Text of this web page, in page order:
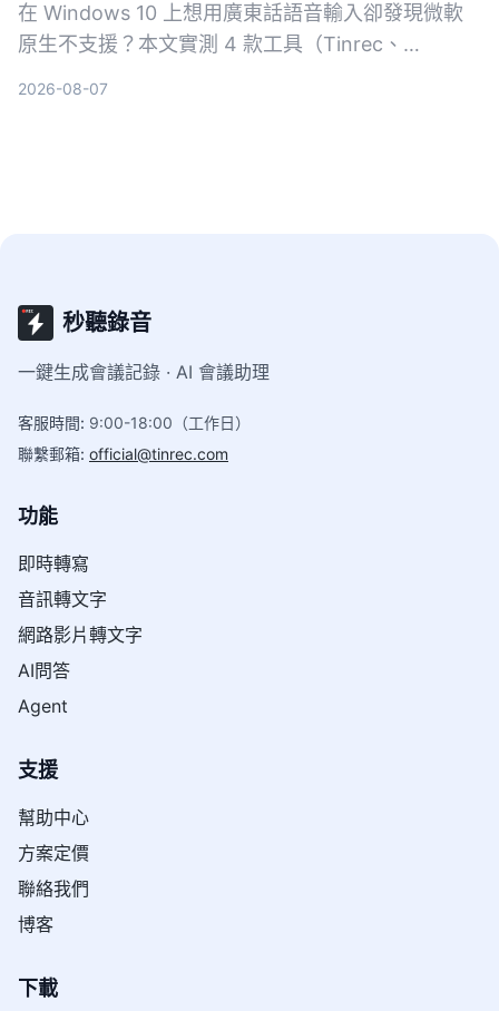
在 Windows 10 上想用廣東話語音輸入卻發現微軟
原生不支援？本文實測 4 款工具（Tinrec、
2026-08-07
秒聽錄音
一鍵生成會議記錄 · AI 會議助理
客服時間: 9:00-18:00（工作日）
聯繫郵箱: official@tinrec.com
功能
即時轉寫
音訊轉文字
網路影片轉文字
AI問答
Agent
支援
幫助中心
方案定價
聯絡我們
博客
下載